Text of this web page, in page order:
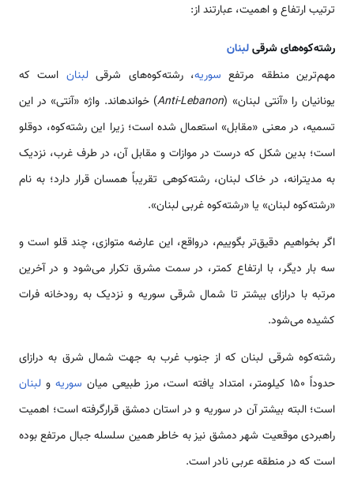
ترتیب ارتفاع و اهمیت، عبارت­ند از:
رشته‌كوه‌های شرقیلبنان
مهم‌ترین منطقه مرتفع سوریه، رشته‌كوه‌های شرقیلبنان است که
یونانیان را «آنتی لبنان» (Anti-Lebanon) خوانده­اند. واژه «آنتی» در این
تسمیه، در معنی «مقابل» استعمال شده است؛ زیرا این رشته‌كوه، دوقلو
است؛ بدین شکل که درست در موازات و مقابل آن، در طرف غرب، نزدیک
به مدیترانه، در خاک لبنان، رشته‌كوهی تقریباً همسان قرار دارد؛ به نام
«رشته‌كوه لبنان» یا «رشته‌كوه غربی لبنان».
اگر بخواهیم دقیق‌تر بگوییم، درواقع، این عارضه متوازی، چند قلو است و
سه بار دیگر، با ارتفاع کمتر، در سمت مشرق تکرار می‌شود و در آخرین
مرتبه با درازای بیشتر تا شمال شرقی سوریه و نزدیک به رودخانه فرات
کشیده می‌شود.
رشته‌كوه شرقی لبنان که از جنوب غرب به جهت شمال شرق به درازای
حدوداً ۱۵۰ کیلومتر، امتداد یافته است، مرز طبیعی میان
سوریه و لبنان
است؛ البته بیشتر آن در سوریه و در استان دمشق قرارگرفته است؛ اهمیت
راهبردی موقعیت شهر دمشق نیز به خاطر همین سلسله جبال مرتفع بوده
است که در منطقه عربی نادر است.